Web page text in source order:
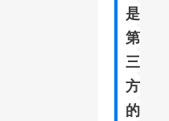
是
第
三
方
的